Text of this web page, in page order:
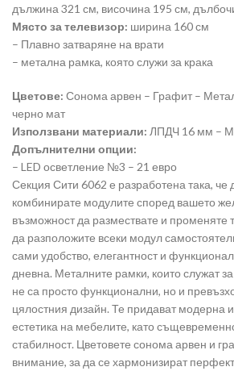
дължина 321 см, височина 195 см,
Място за телевизор: ширина 160 см
– Плавно затваряне на врати
– метална рамка, която служи за крака
Цветове: Сонома арвен – Графит –
черно мат
Използвани материали: ЛПДЧ 16 мм –
Допълнителни опции:
– LED осветление №3 – 21 евро
Секция Сити 6062 е разработена така, че
комбинирате модулите според вашето
възможност да размествате и променяте
да разположите всеки модул
сами удобство, елегантност и
дневна. Металните рамки, които служат
не са просто функционални, но и
цялостния дизайн. Те придават модерна
естетика на мебелите, като
стабилност. Цветовете сонома арвен и
внимание, за да се хармонизират